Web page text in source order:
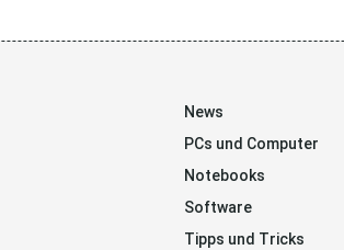
News
PCs und Computer
Notebooks
Software
Tipps und Tricks